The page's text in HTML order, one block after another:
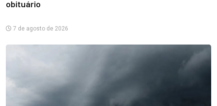
obituário
7 de agosto de 2026